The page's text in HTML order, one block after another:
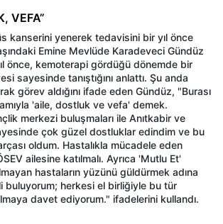
VEFA”
kanserini yenerek tedavisini bir yıl önce
Emine Mevlüde Karadeveci Gündüz
önce, kemoterapi gördüğü dönemde bir
sayesinde tanıştığını anlattı. Şu anda
görev aldığını ifade eden Gündüz, "Burası
'aile, dostluk ve vefa' demek.
merkezi buluşmaları ile Anıtkabir ve
çok güzel dostluklar edindim ve bu
oldum. Hastalıkla mücadele eden
ailesine katılmalı. Ayrıca 'Mutlu Et'
hastaların yüzünü güldürmek adına
buluyorum; herkesi el birliğiyle bu tür
davet ediyorum." ifadelerini kullandı.